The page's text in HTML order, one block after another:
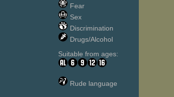
Fear
Sex
Discrimination
Drugs/Alcohol
Suitable from ages:
Rude language